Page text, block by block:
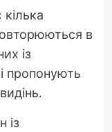
в
із
пропонують
із